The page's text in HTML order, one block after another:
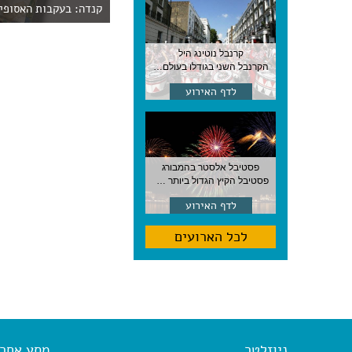
קרנבל נוטינג היל
הקרנבל השני בגודלו בעולם, עם מוזיקה, תהלוכות ותחפושות. לונדון
לדף האירוע
פסטיבל אלסטר בהמבורג
פסטיבל הקיץ הגדול ביותר בהמבורג, סוף אוגוסט, גרמניה
לדף האירוע
לכל הארועים
קנדה: בעקבות